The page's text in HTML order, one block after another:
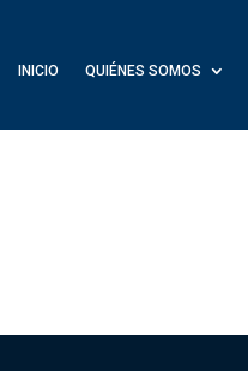
INICIO QUIÉNES SOMOS